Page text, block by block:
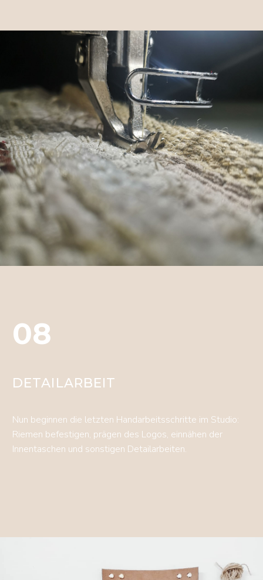
08
DETAILARBEIT
Nun beginnen die letzten Handarbeitsschritte im Studio:
Riemen befestigen, prägen des Logos, einnähen der
Innentaschen und sonstigen Detailarbeiten.